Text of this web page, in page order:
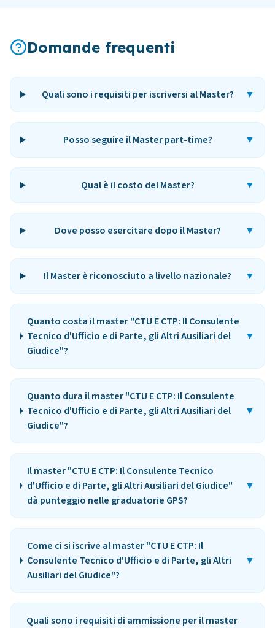
Domande frequenti
Quali sono i requisiti per iscriversi al Master? ▼
Posso seguire il Master part-time? ▼
Qual è il costo del Master? ▼
Dove posso esercitare dopo il Master? ▼
Il Master è riconosciuto a livello nazionale? ▼
Quanto costa il master "CTU E CTP: Il Consulente
Tecnico d'Ufficio e di Parte, gli Altri Ausiliari del
Giudice"?
▼
Quanto dura il master "CTU E CTP: Il Consulente
Tecnico d'Ufficio e di Parte, gli Altri Ausiliari del
Giudice"?
▼
Il master "CTU E CTP: Il Consulente Tecnico
d'Ufficio e di Parte, gli Altri Ausiliari del Giudice"
dà punteggio nelle graduatorie GPS?
▼
Come ci si iscrive al master "CTU E CTP: Il
Consulente Tecnico d'Ufficio e di Parte, gli Altri
Ausiliari del Giudice"?
▼
Quali sono i requisiti di ammissione per il master